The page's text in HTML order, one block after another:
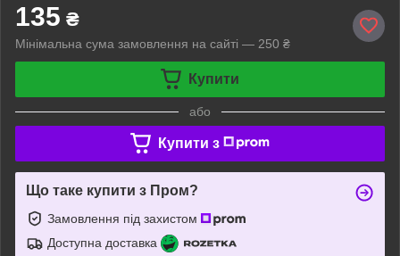
135 ₴
Мінімальна сума замовлення на сайті — 250 ₴
Купити
або
Купити з
Що таке купити з Пром?
Замовлення під захистом
Доступна доставка